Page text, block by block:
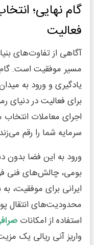
گام نهایی؛
فعالیت
آگاهی از تفاوت‌های
مسیر موفقیت است. گام
یادگیری و ورود به
برای فعالیت در دنیای
اجرای معاملات
سرمایه شما را رقم
ورود به این فضا بدون
بومی، چالش‌های فنی
ایرانی برای موفقیت،
محدودیت‌های انتقال
استفاده از امکانات
واریز آنی ریالی یک